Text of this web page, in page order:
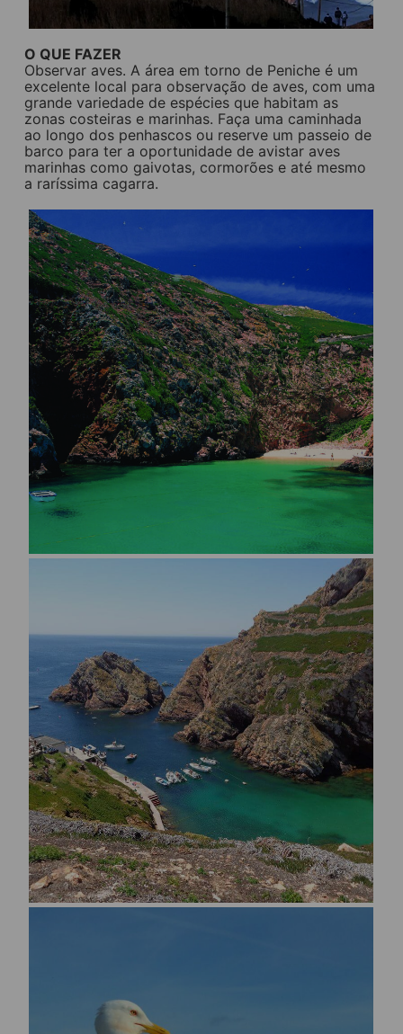
O QUE FAZER
Observar aves. A área em torno de Peniche é um
excelente local para observação de aves, com uma
grande variedade de espécies que habitam as
zonas costeiras e marinhas. Faça uma caminhada
ao longo dos penhascos ou reserve um passeio de
barco para ter a oportunidade de avistar aves
marinhas como gaivotas, cormorões e até mesmo
a raríssima cagarra.